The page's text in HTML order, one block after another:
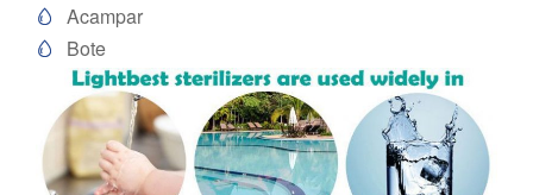
 Acampar
 Bote